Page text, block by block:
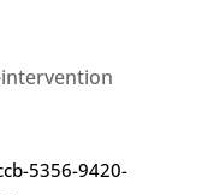
5356-9420-